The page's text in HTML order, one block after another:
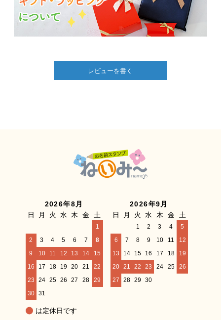
レビューを書く
2026年8月
日
月 火 水 木 金 土
1
2
3 4 5 6 7
8
9
10 11 12 13 14
15
16
17 18 19 20 21
22
23
24 25 26 27 28
29
30
31
2026年9月
日
月 火 水 木 金 土
1 2 3 4
5
6
7 8 9 10 11
12
13
14 15 16 17 18
19
20 21 22 23 24 25
26
27
28 29 30
は定休日です